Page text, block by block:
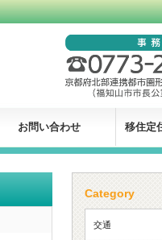
お問い合わせ 移住定
Category
交通